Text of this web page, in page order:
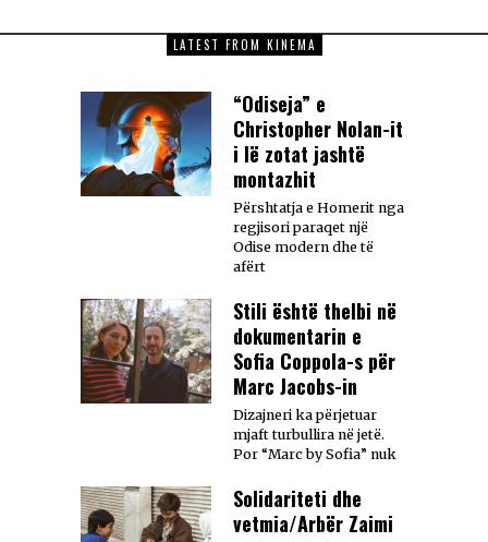
LATEST FROM KINEMA
“Odiseja” e
Christopher Nolan-it
i lë zotat jashtë
montazhit
Përshtatja e Homerit nga
regjisori paraqet një
Odise modern dhe të
afërt
Stili është thelbi në
dokumentarin e
Sofia Coppola-s për
Marc Jacobs-in
Dizajneri ka përjetuar
mjaft turbullira në jetë.
Por “Marc by Sofia” nuk
Solidariteti dhe
vetmia/Arbër Zaimi